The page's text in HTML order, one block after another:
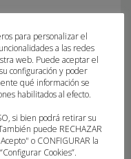
Zabalegui,
para personalizar el
a las redes
web. Puede aceptar el
configuración y poder
qué información se
habilitados al efecto.
si bien podrá retirar su
puede RECHAZAR
o CONFIGURAR la
Cookies”.